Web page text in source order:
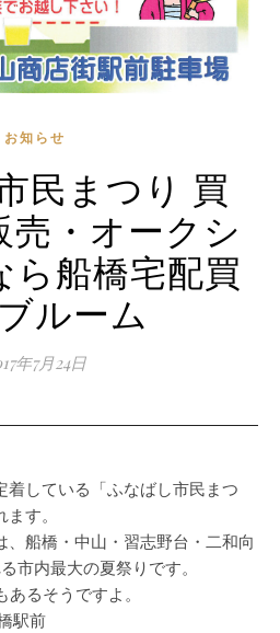
お知らせ
民まつり 買
売・オークシ
ら船橋宅配買
ルーム
年7月24日
している「ふなばし市民まつ
す。
、船橋・中山・習志野台・二和向
市内最大の夏祭りです。
るそうですよ。
駅前